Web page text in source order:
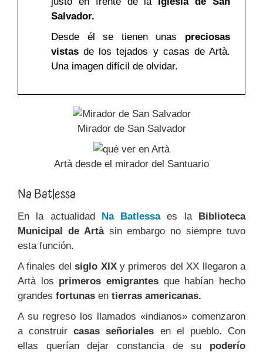
Salvador.
Desde él se tienen unas preciosas
vistas de los tejados y casas de Artà.
Una imagen difícil de olvidar.
Mirador de San Salvador
Artà desde el mirador del Santuario
Na Batlessa
En la actualidad Na Batlessaes laBiblioteca
Municipal de Artàsin embargo no siempre tuvo
esta función.
A finales del siglo XIXy primeros del XX llegaron a
Artà los primeros emigrantes que habían hecho
grandes fortunas en tierras americanas.
A su regreso los llamados «indianos» comenzaron
a construircasas señoriales en el pueblo. Con
ellas querían dejar constancia de su poderío